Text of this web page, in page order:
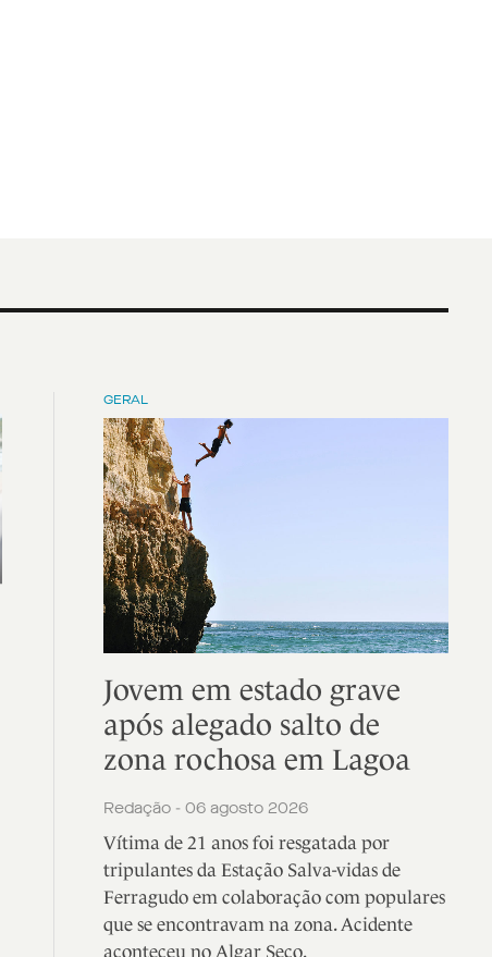
GERAL
Jovem em estado grave
após alegado salto de
zona rochosa em Lagoa
Redação - 06 agosto 2026
Vítima de 21 anos foi resgatada por
tripulantes da Estação Salva-vidas de
Ferragudo em colaboração com populares
que se encontravam na zona. Acidente
aconteceu no Algar Seco.